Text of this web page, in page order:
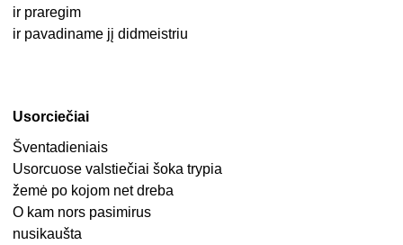
ir praregim
ir pavadiname jį didmeistriu
Usorciečiai
Šventadieniais
Usorcuose valstiečiai šoka trypia
žemė po kojom net dreba
O kam nors pasimirus
nusikaušta